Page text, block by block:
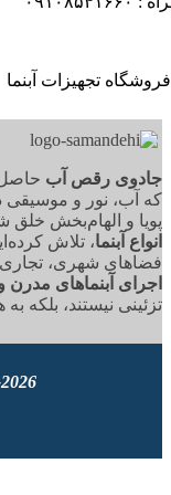
رقص آبحاصل
نور و موسیقی در
و الهام‌بخش خلق
آبنما ، تلاش کرده‌ایم
شهری، تجاری و
آبنماهای مدرن و
نیستند، بلکه به
Water Dance Magic